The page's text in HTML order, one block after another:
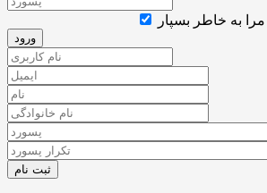
مرا به خاطر بسپار